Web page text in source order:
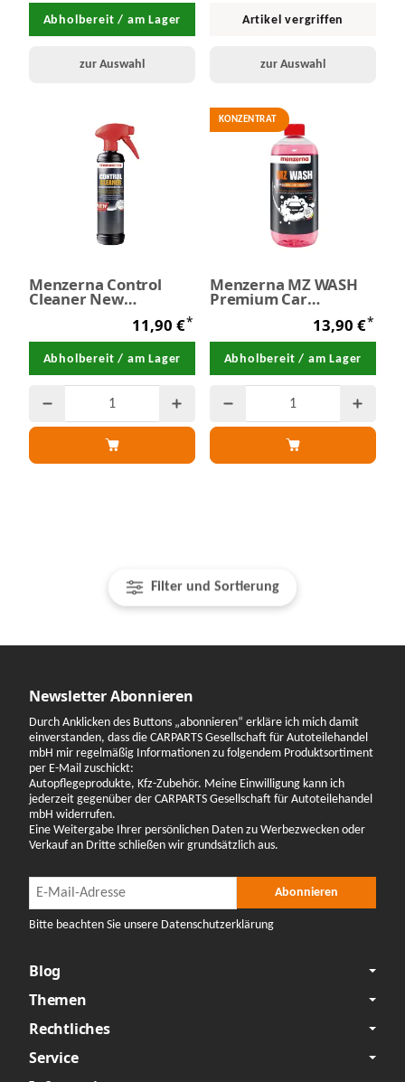
Filter und Sortierung
Abholbereit / am Lager
zur Auswahl
Artikel vergriffen
zur Auswahl
Menzerna Control
Cleaner New
11,90 €*
Abholbereit / am Lager
KONZENTRAT
Menzerna MZ WASH
Premium Car
13,90 €*
Abholbereit / am Lager
Newsletter Abonnieren
Durch Anklicken des Buttons „abonnieren“ erkläre ich mich damit
einverstanden, dass die CARPARTS Gesellschaft für Autoteilehandel
mbH mir regelmäßig Informationen zu folgendem Produktsortiment
per E-Mail zuschickt:
Autopflegeprodukte, Kfz-Zubehör. Meine Einwilligung kann ich
jederzeit gegenüber der CARPARTS Gesellschaft für Autoteilehandel
mbH widerrufen.
Eine Weitergabe Ihrer persönlichen Daten zu Werbezwecken oder
Verkauf an Dritte schließen wir grundsätzlich aus.
Newsletter Abonnieren Abonnieren
Bitte beachten Sie unsere Datenschutzerklärung
Blog
Themen
Rechtliches
Service